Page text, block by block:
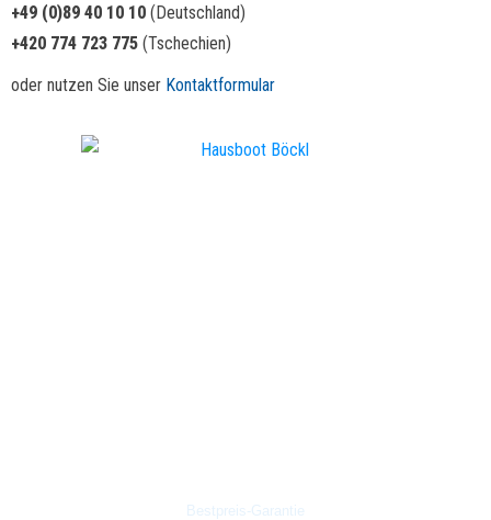
+49 (0)89 40 10 10 (Deutschland)
+420 774 723 775 (Tschechien)
oder nutzen Sie unser Kontaktformular
Bestpreis-Garantie